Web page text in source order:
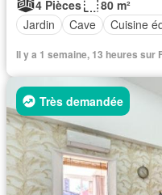
4 Pièces
80 m²
Jardin
Cave Cuisine
Il y a 1 semaine, 13 heures sur
Très demandée